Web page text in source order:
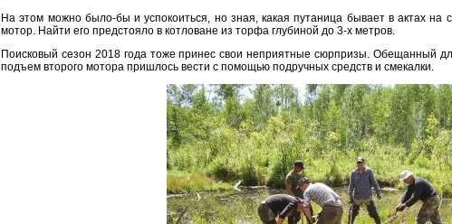
На этом можно было-бы и успокоиться, но зная, какая путаница бывает в актах на
мотор. Найти его предстояло в котловане из торфа глубиной до 3-х метров.
Поисковый сезон 2018 года тоже принес свои неприятные сюрпризы. Обещанный
подъем второго мотора пришлось вести с помощью подручных средств и смекалки.